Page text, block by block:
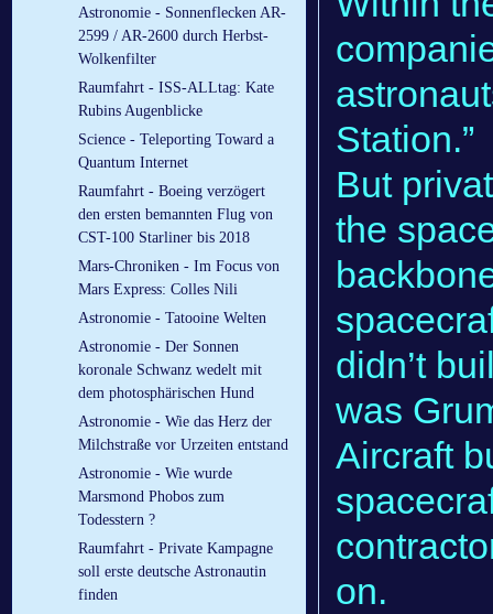
Astronomie - Sonnenflecken AR-
2599 / AR-2600 durch Herbst-
Wolkenfilter
Raumfahrt - ISS-ALLtag: Kate
Rubins Augenblicke
Science - Teleporting Toward a
Quantum Internet
Raumfahrt - Boeing verzögert
den ersten bemannten Flug von
CST-100 Starliner bis 2018
Mars-Chroniken - Im Focus von
Mars Express: Colles Nili
Astronomie - Tatooine Welten
Astronomie - Der Sonnen
koronale Schwanz wedelt mit
dem photosphärischen Hund
Astronomie - Wie das Herz der
Milchstraße vor Urzeiten entstand
Astronomie - Wie wurde
Marsmond Phobos zum
Todesstern ?
Raumfahrt - Private Kampagne
soll erste deutsche Astronautin
finden
Station.”
But
the
didn’t
was
Aircraft
on.